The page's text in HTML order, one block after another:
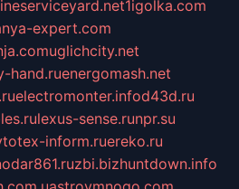
serviceyard.net1igolka.com
expert.com
uglichcity.net
hand.ruenergomash.net
electromonter.infod43d.ru
lexus-sense.runpr.su
inform.ruereko.ru
zbi.bizhuntdown.info